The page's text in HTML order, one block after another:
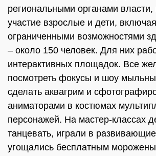
региональными органами власти,
участие взрослые и дети,
ограниченными возможностями
– около 150 человек. Для них
интерактивных площадок. Все
посмотреть фокусы и шоу
сделать аквагрим и
аниматорами в костюмах
персонажей. На мастер-классах
танцевать, играли в
угощались бесплатным